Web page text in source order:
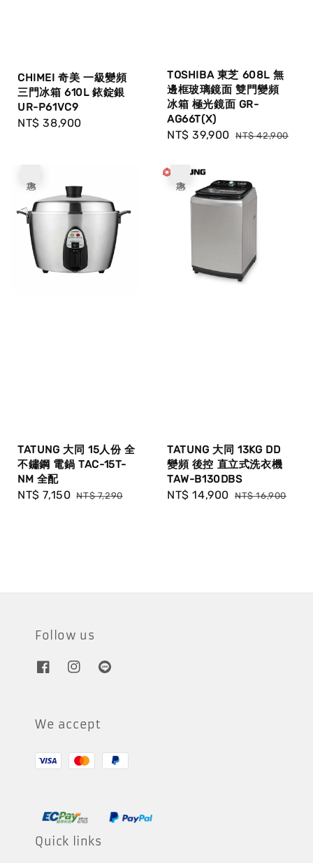
CHIMEI 奇美 一級變頻
三門冰箱 610L 銥錠銀
UR-P61VC9
Regular
NT$ 38,900
TOSHIBA 東芝 608L 無
邊框玻璃鏡面 雙門變頻
冰箱 極光鏡面 GR-
AG66T(X)
Sale
NT$ 39,900 Regular
NT$ 42,900
TATUNG 大同 15人份 全
不鏽鋼 電鍋 TAC-15T-
NM 全配
Sale
NT$ 7,150 Regular
NT$ 7,290
TATUNG 大同 13KG DD
變頻 後控 直立式洗衣機
TAW-B130DBS
Sale
NT$ 14,900 Regular
NT$ 16,900
Follow us
We accept
Quick links